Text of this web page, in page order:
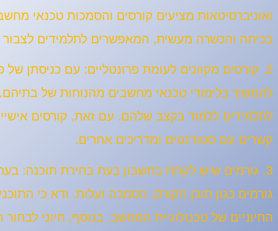
ואוניברסיטאות מציעים קורסים והסמכות טכנאי
בכיתה והכשרה מעשית, המאפשרים לתלמידים לצבור
2. קורסים מקוונים לעומת פרונטליים:
עם כניסתן של
להמשיך בלימודי טכנאי מחשבים מהנוחות של
לתלמידים ללמוד בקצב שלהם. עם זאת, קורסים
קשרים עם סטודנטים ומדריכים אחרים.
3. גורמים שיש לקחת בחשבון בעת בחירת תוכנה:
גורמים כגון תוכן הקורס, הסמכה ועלות. ודא כי
החיוניים של טכנולוגיית המחשב. בנוסף, חיוני